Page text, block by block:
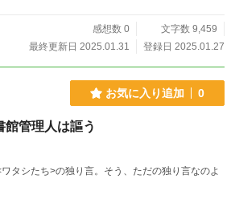
感想数 0
文字数 9,459
最終更新日 2025.01.31
登録日 2025.01.27
お気に入り追加 0
館管理人は謳う
ワタシたち>の独り言。そう、ただの独り言なのよ